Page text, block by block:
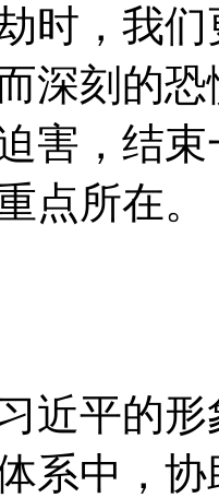
时，我
深刻的
害，结
点所在。
近平的
系中，